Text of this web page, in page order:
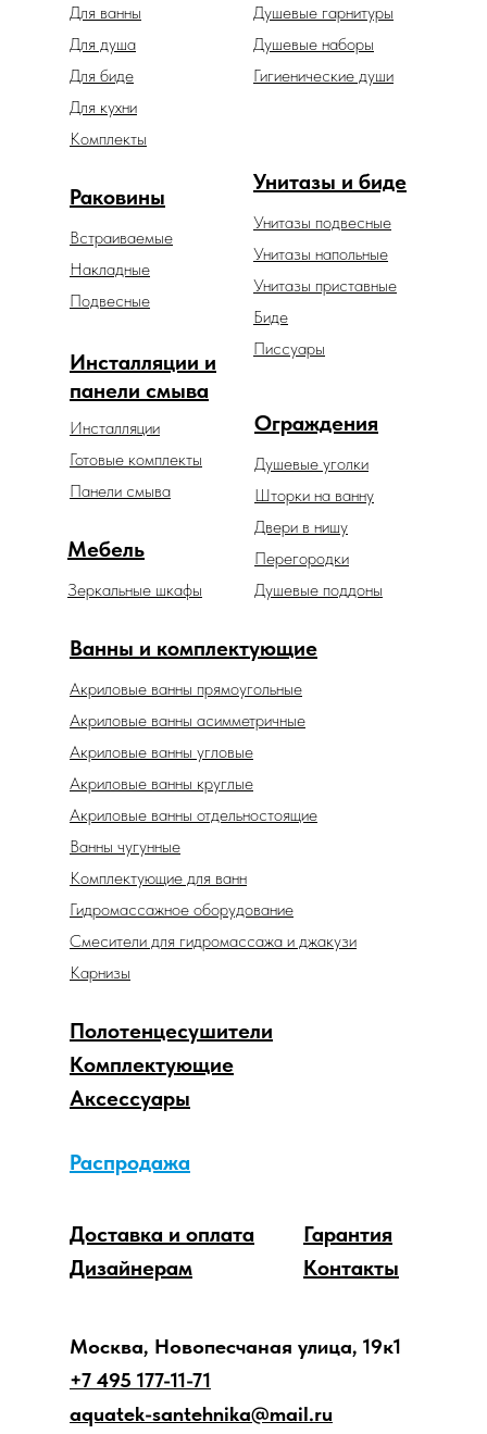
Душевые гарнитуры
Гигиенические души
Душевые наборы
Унитазы и биде
Унитазы подвесные
Унитазы напольные
Унитазы приставные
Раковины
Встраиваемые
Накладные
Подвесные
Для биде
Для ванны
Для душа
Для кухни
Ванны и комплектующие
Акриловые ванны прямоугольные
Зеркальные шкафы
Мебель
Ограждения
Душевые уголки
Шторки на ванну
Двери в нишу
Перегородки
Аксессуары
Распродажа
Комплектующие
Дизайнерам
Доставка и оплата
Гарантия
Контакты
Биде
Душевые поддоны
Акриловые ванны отдельностоящие
Акриловые ванны асимметричные
Акриловые ванны угловые
Акриловые ванны круглые
Ванны чугунные
Комплектующие для ванн
Гидромассажное оборудование
Смесители для гидромассажа и джакузи
Карнизы
Полотенцесушители
Инсталляции и
панели смыва
Инсталляции
Готовые комплекты
Панели смыва
Комплекты
Писсуары
Москва, Новопесчаная улица, 19к1
+7 495 177-11-71
aquatek-santehnika@mail.ru